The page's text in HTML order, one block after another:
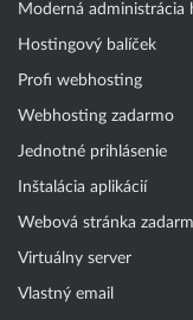
Moderná administrácia
Hostingový balíček
Profi webhosting
Webhosting zadarmo
Jednotné prihlásenie
Inštalácia aplikácií
Webová stránka
Virtuálny server
Vlastný email